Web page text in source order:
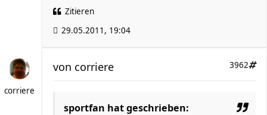
Zitieren
29.05.2011, 19:04
corriere
3962
von corriere
sportfan hat geschrieben: